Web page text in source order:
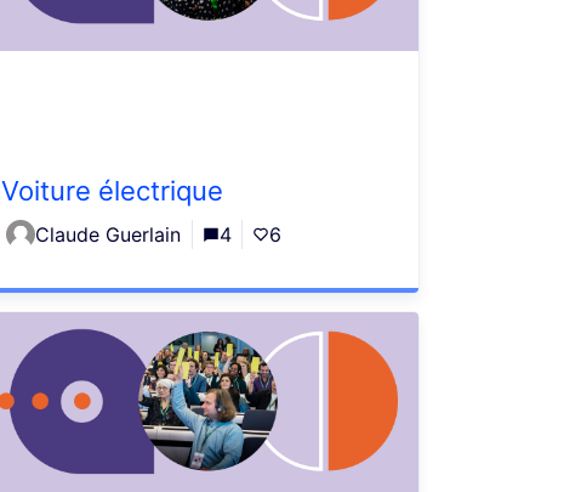
Voiture électrique
Claude Guerlain 4 6